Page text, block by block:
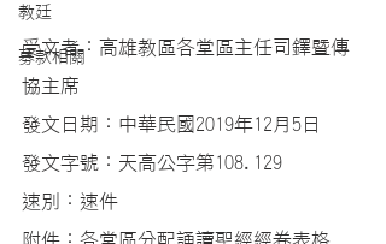
教廷
募款相關
受文者：高雄教區各堂區主任司鐸暨傳
協主席
發文日期：中華民國2019年12月5日
發文字號：天高公字第108.129
速別：速件
附件：各堂區分配誦讀聖經經卷表格